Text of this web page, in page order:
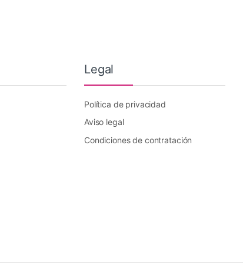
Legal
Política de privacidad
Aviso legal
Condiciones de contratación